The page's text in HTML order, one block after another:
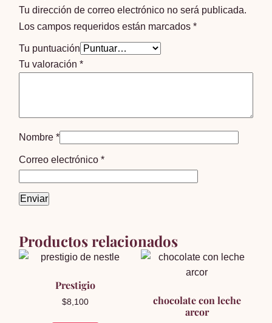
Tu dirección de correo electrónico no será publicada.
Los campos requeridos están marcados*
Tu puntuación
Tu valoración*
Nombre*
Correo electrónico*
Productos relacionados
Prestigio
$8,100
chocolate con leche
arcor